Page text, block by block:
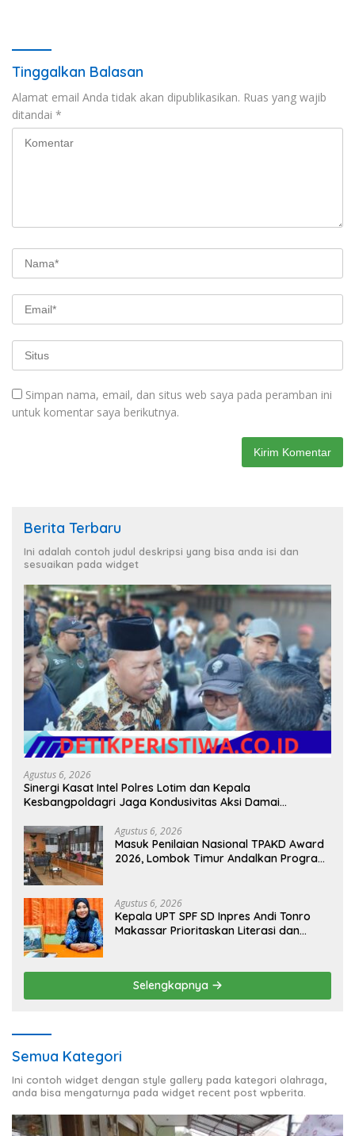
Tinggalkan Balasan
Alamat email Anda tidak akan dipublikasikan. Ruas yang wajib
ditandai *
Simpan nama, email, dan situs web saya pada peramban ini
untuk komentar saya berikutnya.
Berita Terbaru
Ini adalah contoh judul deskripsi yang bisa anda isi dan
sesuaikan pada widget
Agustus 6, 2026
Sinergi Kasat Intel Polres Lotim dan Kepala
Kesbangpoldagri Jaga Kondusivitas Aksi Damai
Agustus 6, 2026
Masuk Penilaian Nasional TPAKD Award
2026, Lombok Timur Andalkan Program
Agustus 6, 2026
Kepala UPT SPF SD Inpres Andi Tonro
Makassar Prioritaskan Literasi dan
Selengkapnya
Semua Kategori
Ini contoh widget dengan style gallery pada kategori olahraga,
anda bisa mengaturnya pada widget recent post wpberita.